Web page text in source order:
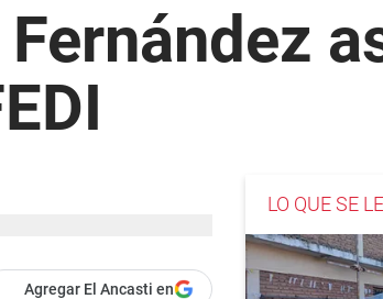
Agregar El Ancasti en
LO QUE SE